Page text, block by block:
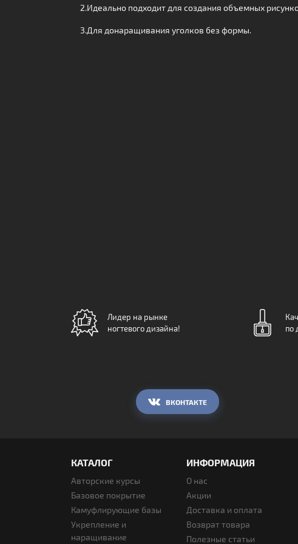
2.Идеально подходит для создания объемных
3.Для донаращивания уголков без формы.
Лидер на рынке
ногтевого дизайна!
по
ВКОНТАКТЕ
КАТАЛОГ
Авторские курсы
Базовое покрытие
Камуфлирующие базы
Укрепление и
наращивание
ИНФОРМАЦИЯ
О нас
Акции
Доставка и оплата
Возврат товара
Полезные статьи